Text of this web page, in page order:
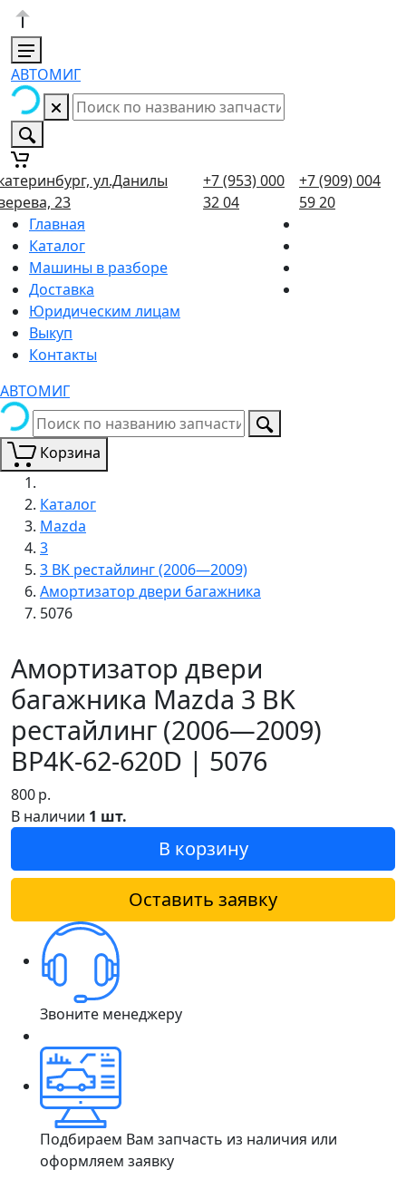
АВТОМИГ
ул.Данилы
23
+7 (953) 000
32 04
+7 (909) 004
59 20
Главная
Каталог
Машины в разборе
Доставка
Юридическим лицам
Выкуп
Контакты
АВТОМИГ
Корзина
Каталог
Mazda
3
3 BK рестайлинг (2006—2009)
Амортизатор двери багажника
5076
Амортизатор двери
багажника Mazda 3 BK
рестайлинг (2006—2009)
BP4K-62-620D | 5076
800р.
В наличии 1 шт.
В корзину
Оставить заявку
Звоните менеджеру
Подбираем Вам запчасть из наличия или
оформляем заявку